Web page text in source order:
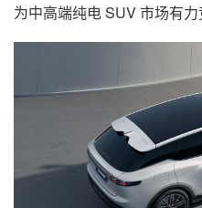
为中高端纯电 SUV 市场有力